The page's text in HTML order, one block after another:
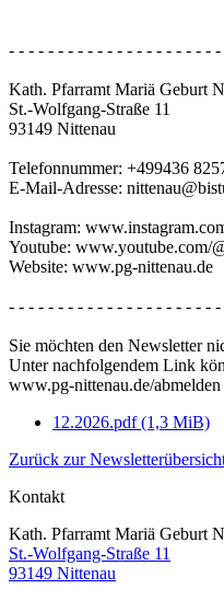
- - - - - - - - - - - - - - - - - - - - -
Kath. Pfarramt Mariä Geburt
St.-Wolfgang-Straße 11
93149 Nittenau
Telefonnummer: +499436
E-Mail-Adresse:
Instagram:
Youtube: www.youtube.com/
Website: www.pg-nittenau.de
- - - - - - - - - - - - - - - - - - - - -
Sie möchten den Newsletter
Unter nachfolgendem Link
www.pg-nittenau.de/abmelden
12.2026.pdf(1,3 MiB)
Zurück zur
Kontakt
Kath. Pfarramt Mariä Geburt
St.-Wolfgang-Straße 11
93149 Nittenau